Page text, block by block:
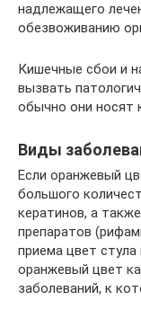
надлежащего
обезвоживанию
Кишечные сбои и
вызвать
обычно они носят
Виды
Если оранжевый
большого
кератинов, а
препаратов
приема цвет стула
оранжевый цвет
заболеваний, к